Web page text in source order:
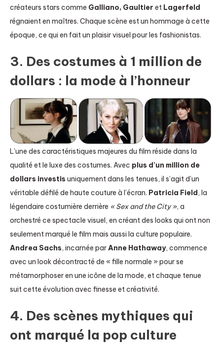
créateurs stars comme Galliano, Gaultier et Lagerfeld
régnaient en maîtres. Chaque scène est un hommage à cette
époque, ce qui en fait un plaisir visuel pour les fashionistas.
3. Des costumes à 1 million de
dollars : la mode à l’honneur
L’une des caractéristiques majeures du film réside dans la
qualité et le luxe des costumes. Avec plus d’un million de
dollars investis uniquement dans les tenues, il s’agit d’un
véritable défilé de haute couture à l’écran. Patricia Field , la
légendaire costumière derrière « Sex and the City », a
orchestré ce spectacle visuel, en créant des looks qui ont non
seulement marqué le film mais aussi la culture populaire.
Andrea Sachs, incarnée parAnne Hathaway, commence
avec un look décontracté de « fille normale » pour se
métamorphoser en une icône de la mode, et chaque tenue
suit cette évolution avec finesse et créativité.
4. Des scènes mythiques qui
ont marqué la pop culture